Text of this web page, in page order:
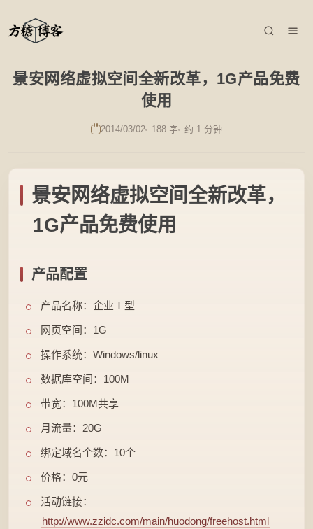
景安网络虚拟空间全新改革，1G产品免费
使用
2014/03/02 188 字 约 1 分钟
景安网络虚拟空间全新改革，
1G产品免费使用
产品配置
产品名称：企业Ⅰ型
网页空间：1G
操作系统：Windows/linux
数据库空间：100M
带宽：100M共享
月流量：20G
绑定域名个数：10个
价格：0元
活动链接：
http://www.zzidc.com/main/huodong/freehost.html